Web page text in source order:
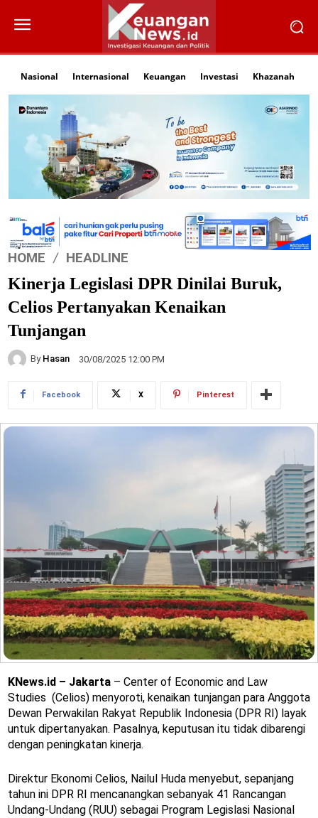
Nasional Internasional Keuangan Investasi Khazanah
HOME HEADLINE
Kinerja Legislasi DPR Dinilai Buruk,
Celios Pertanyakan Kenaikan
Tunjangan
By Hasan 30/08/2025 12:00 PM
Facebook X Pinterest
KNews.id – Jakarta – Center of Economic and Law
Studies (Celios) menyoroti, kenaikan tunjangan para Anggota
Dewan Perwakilan Rakyat Republik Indonesia (DPR RI) layak
untuk dipertanyakan. Pasalnya, keputusan itu tidak dibarengi
dengan peningkatan kinerja.
Direktur Ekonomi Celios, Nailul Huda menyebut, sepanjang
tahun ini DPR RI mencanangkan sebanyak 41 Rancangan
Undang-Undang (RUU) sebagai Program Legislasi Nasional